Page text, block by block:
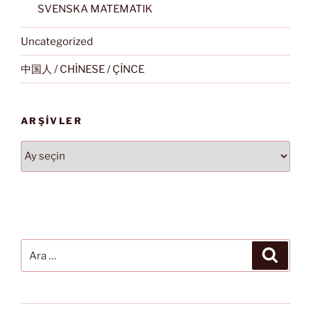
SVENSKA MATEMATIK
Uncategorized
中国人 / CHİNESE / ÇİNCE
ARŞIVLER
Arşivler